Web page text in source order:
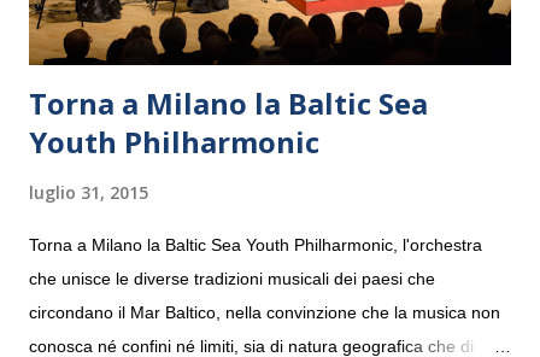
Torna a Milano la Baltic Sea
Youth Philharmonic
luglio 31, 2015
Torna a Milano la Baltic Sea Youth Philharmonic, l'orchestra
che unisce le diverse tradizioni musicali dei paesi che
circondano il Mar Baltico, nella convinzione che la musica non
conosca né confini né limiti, sia di natura geografica che di